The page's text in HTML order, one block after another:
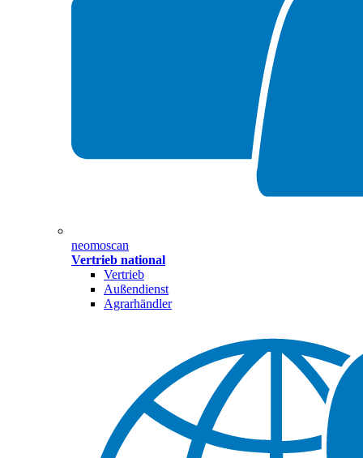
neomoscan
Vertrieb national
Vertrieb
Außendienst
Agrarhändler